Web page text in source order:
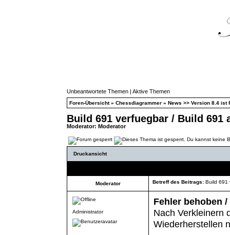
Unbeantwortete Themen | Aktive Themen
Foren-Übersicht» Chessdiagrammer » News >> Version 8.4 ist
Build 691 verfuegbar / Build 691
Moderator: Moderator
Druckansicht
Moderator Betreff des Beitrags: Build 691
Administrator
Fehler behoben
Nach Verkleinern
Wiederherstellen